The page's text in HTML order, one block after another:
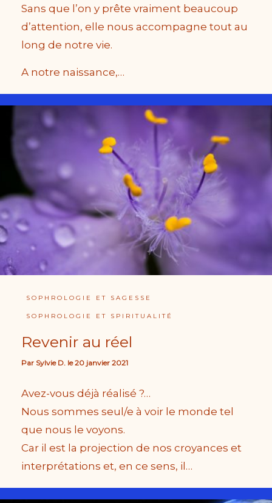
Sans que l’on y prête vraiment beaucoup
d’attention, elle nous accompagne tout au
long de notre vie.
A notre naissance,…
SOPHROLOGIE ET SAGESSE
SOPHROLOGIE ET SPIRITUALITÉ
Revenir au réel
Par Sylvie D. le20 janvier 2021
Avez-vous déjà réalisé ?…
Nous sommes seul/e à voir le monde tel
que nous le voyons.
Car il est la projection de nos croyances et
interprétations et, en ce sens, il…